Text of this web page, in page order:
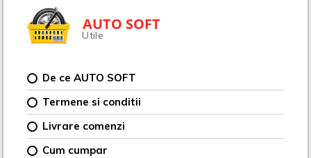
AUTO SOFT
Utile
De ce AUTO SOFT
Termene si conditii
Livrare comenzi
Cum cumpar